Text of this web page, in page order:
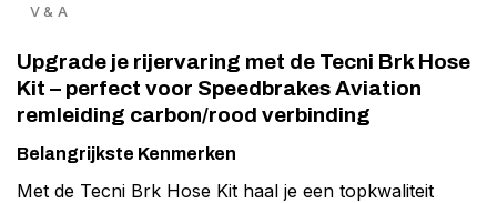
V & A
Upgrade je rijervaring met de Tecni Brk Hose
Kit – perfect voor Speedbrakes Aviation
remleiding carbon/rood verbinding
Belangrijkste Kenmerken
Met de Tecni Brk Hose Kit haal je een topkwaliteit